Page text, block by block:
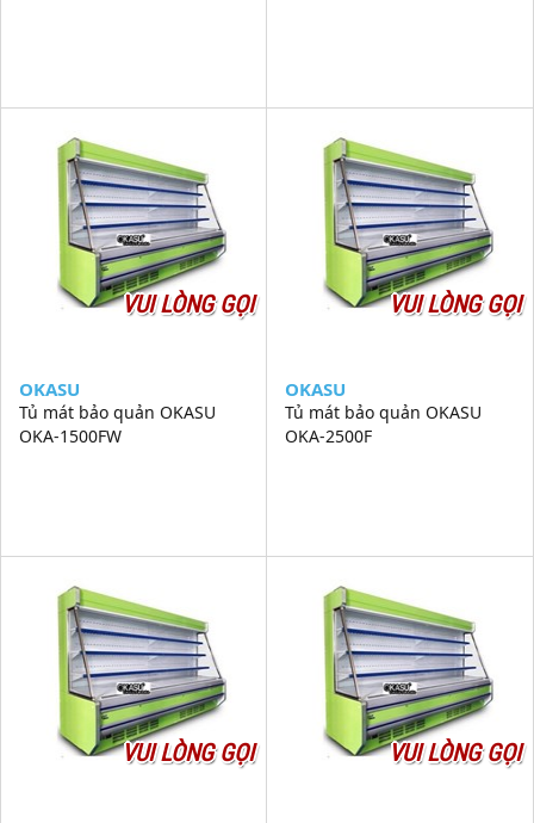
VUI LÒNG GỌI
OKASU
Tủ mát bảo quản OKASU
OKA-1500FW
VUI LÒNG GỌI
OKASU
Tủ mát bảo quản OKASU
OKA-2500F
VUI LÒNG GỌI VUI LÒNG GỌI